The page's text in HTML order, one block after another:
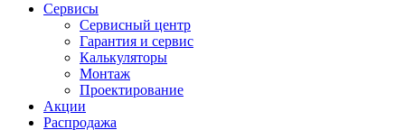
Сервисы
Сервисный центр
Гарантия и сервис
Калькуляторы
Монтаж
Проектирование
Акции
Распродажа